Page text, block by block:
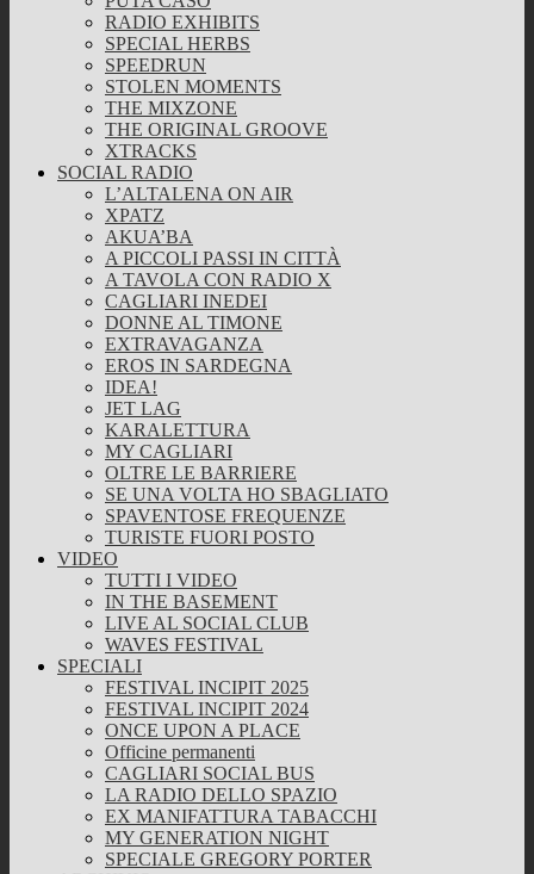
RADIO EXHIBITS
SPECIAL HERBS
SPEEDRUN
STOLEN MOMENTS
THE MIXZONE
THE ORIGINAL GROOVE
XTRACKS
SOCIAL RADIO
L’ALTALENA ON AIR
XPATZ
AKUA’BA
A PICCOLI PASSI IN CITTÀ
A TAVOLA CON RADIO X
CAGLIARI INEDEI
DONNE AL TIMONE
EXTRAVAGANZA
EROS IN SARDEGNA
IDEA!
JET LAG
KARALETTURA
MY CAGLIARI
OLTRE LE BARRIERE
SE UNA VOLTA HO SBAGLIATO
SPAVENTOSE FREQUENZE
TURISTE FUORI POSTO
VIDEO
TUTTI I VIDEO
IN THE BASEMENT
LIVE AL SOCIAL CLUB
WAVES FESTIVAL
SPECIALI
FESTIVAL INCIPIT 2025
FESTIVAL INCIPIT 2024
ONCE UPON A PLACE
Officine permanenti
CAGLIARI SOCIAL BUS
LA RADIO DELLO SPAZIO
EX MANIFATTURA TABACCHI
MY GENERATION NIGHT
SPECIALE GREGORY PORTER